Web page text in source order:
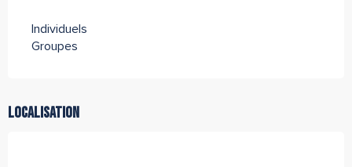
Individuels
Groupes
Localisation